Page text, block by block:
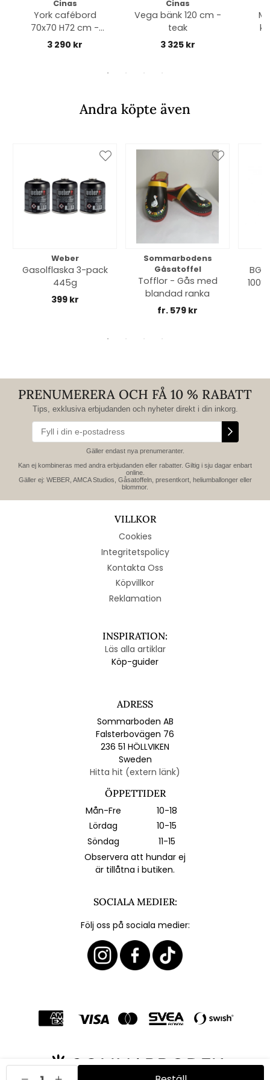
Cinas
York cafébord
70x70 H72 cm -
teak
3 290 kr
Cinas
Vega bänk 120 cm -
teak
3 325 kr
Andra köpte även
Weber
Gasolflaska 3-pack
445g
399 kr
Sommarbodens
Gåsatoffel
Tofflor - Gås med
blandad ranka
fr. 579 kr
PRENUMERERA OCH FÅ 10 % RABATT
Tips, exklusiva erbjudanden och nyheter direkt i din inkorg.
Gäller endast nya prenumeranter.
Kan ej kombineras med andra erbjudanden eller rabatter. Giltig i sju dagar enbart
online.
Gäller ej: WEBER, AMCA Studios, Gåsatoffeln, presentkort, heliumballonger eller
blommor.
VILLKOR
Cookies
Integritetspolicy
Kontakta Oss
Köpvillkor
Reklamation
INSPIRATION:
Läs alla artiklar
Köp-guider
ADRESS
Sommarboden AB
Falsterbovägen 76
236 51 HÖLLVIKEN
Sweden
Hitta hit (extern länk)
ÖPPETTIDER
Mån-Fre
10-18
Lördag
10-15
Söndag
11-15
Observera att hundar ej
är tillåtna i butiken.
SOCIALA MEDIER:
Följ oss på sociala medier: